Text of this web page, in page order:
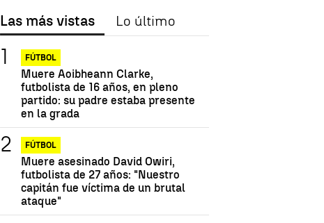
Las más vistas Lo último
FÚTBOL
Muere Aoibheann Clarke,
futbolista de 16 años, en pleno
partido: su padre estaba presente
en la grada
FÚTBOL
Muere asesinado David Owiri,
futbolista de 27 años: "Nuestro
capitán fue víctima de un brutal
ataque"